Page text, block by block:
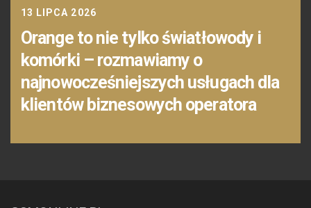
13 LIPCA 2026
Orange to nie tylko światłowody i
komórki – rozmawiamy o
najnowocześniejszych usługach dla
klientów biznesowych operatora